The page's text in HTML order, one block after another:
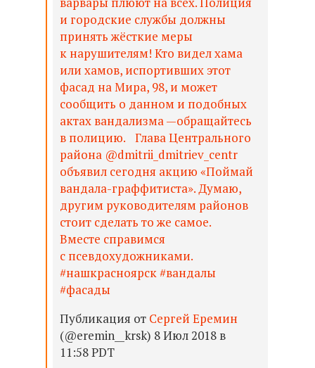
и городские службы должны
принять жёсткие меры
к нарушителям! Кто видел хама
или хамов, испортивших этот
фасад на Мира, 98, и может
сообщить о данном и подобных
актах вандализма —обращайтесь
в полицию. Глава Центрального
района @dmitrii_dmitriev_centr
объявил сегодня акцию «Поймай
вандала-граффитиста». Думаю,
другим руководителям районов
стоит сделать то же самое.
Вместе справимся
с псевдохудожниками.
#нашкрасноярск #вандалы
#фасады
Публикация от Сергей Еремин
(@eremin__krsk) 8 Июл 2018 в
11:58 PDT